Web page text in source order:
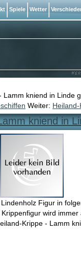
Lamm kniend in Linde
Weiter:
kniend in
Figur in
wird immer
Krippe - Lamm
Spiele Wetter